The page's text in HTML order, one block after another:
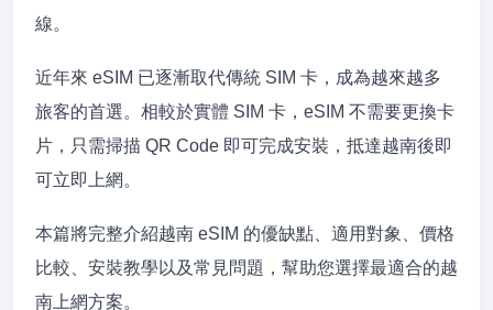
線。
近年來 eSIM 已逐漸取代傳統 SIM 卡，成為越來越多
旅客的首選。相較於實體 SIM 卡，eSIM 不需要更換卡
片，只需掃描 QR Code 即可完成安裝，抵達越南後即
可立即上網。
本篇將完整介紹越南 eSIM 的優缺點、適用對象、價格
比較、安裝教學以及常見問題，幫助您選擇最適合的越
南上網方案。